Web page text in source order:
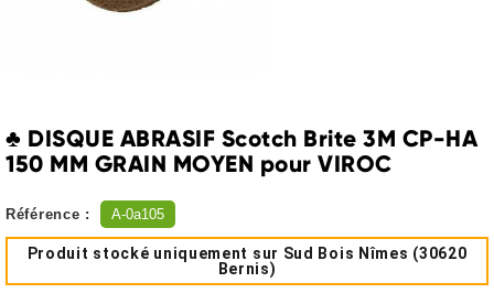
♣ DISQUE ABRASIF Scotch Brite 3M CP-HA
150 MM GRAIN MOYEN pour VIROC
Référence : A-0a105
Produit stocké uniquement sur Sud Bois Nîmes (30620
Bernis)